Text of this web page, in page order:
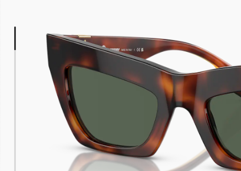
Reso gratuito entro 30 giorni